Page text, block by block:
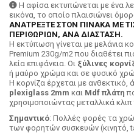
Η αφίσα εκτυπώνεται με ένα
εικόνα, το οποίο πλαισιώνει
ΑΝΑΤΡΕΞΤΕ ΣΤΟΝ ΠΙΝΑΚΑ ΜΕ
ΠΕΡΙΘΩΡΙΩΝ, ΑΝΑ ΔΙΑΣΤΑΣΗ.
H εκτύπωση γίνεται με μελάνια
Premium 230g/m2 που διαθέτει
λεία επιφάνεια. Οι ξύλινες
ή μαύρο χρώμα και σε φυσικό
Η κορνίζα έρχεται με ανθεκτικό,
plexiglass 2mm και Mdf πλάτη
χρησιμοποιώντας μεταλλικά
Σημαντικό: Πολλές φορές τα
των φορητών συσκευών (κινητό,